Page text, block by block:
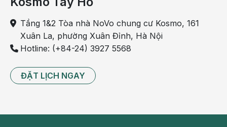
Tầng 1&2 Tòa nhà NoVo chung cư Kosmo, 161
Xuân La, phường Xuân Đỉnh, Hà Nội
Hotline: (+84-24) 3927 5568
ĐẶT LỊCH NGAY